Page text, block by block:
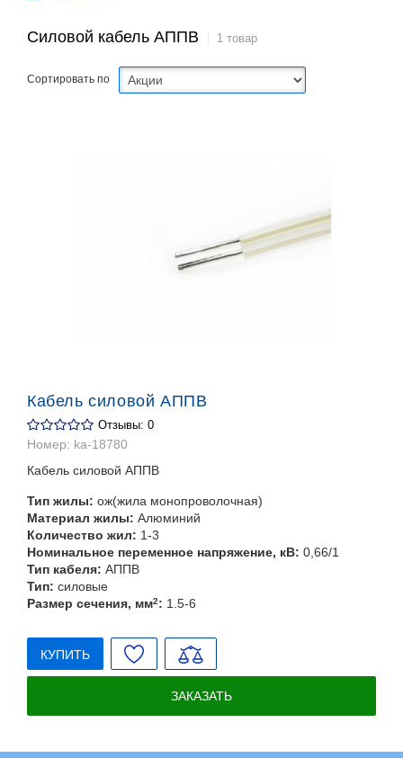
Силовой кабель АППВ 1 товар
Сортировать по
Кабель силовой АППВ
Отзывы: 0
Номер: ka-18780
Кабель силовой АППВ
Тип жилы: ож(жила монопроволочная)
Материал жилы: Алюминий
Количество жил: 1-3
Номинальное переменное напряжение, кВ: 0,66/1
Тип кабеля: АППВ
Тип: силовые
Размер сечения, мм2: 1.5-6
КУПИТЬ
ЗАКАЗАТЬ